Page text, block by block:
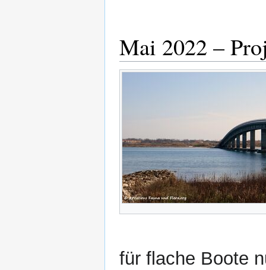
Mai 2022 –
für flache Boote